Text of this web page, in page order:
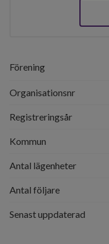
Förening
Organisationsnr
Registreringsår
Kommun
Antal lägenheter
Antal följare
Senast uppdaterad